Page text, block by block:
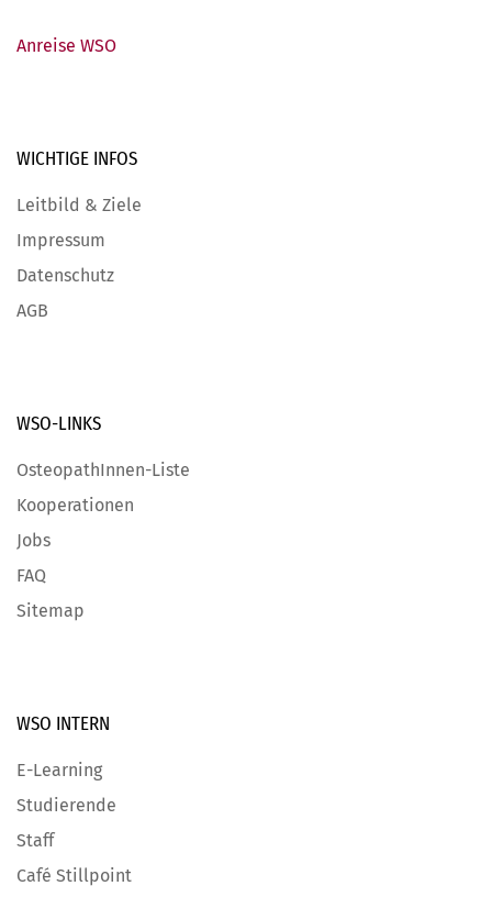
Anreise WSO
WICHTIGE INFOS
Leitbild & Ziele
Impressum
Datenschutz
AGB
WSO-LINKS
OsteopathInnen-Liste
Kooperationen
Jobs
FAQ
Sitemap
WSO INTERN
E-Learning
Studierende
Staff
Café Stillpoint